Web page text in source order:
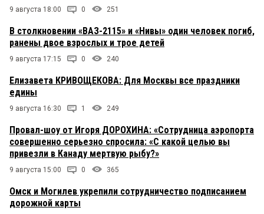
9 августа 18:00 0 251
В столкновении «ВАЗ-2115» и «Нивы» один человек погиб,
ранены двое взрослых и трое детей
9 августа 17:15 0 240
Елизавета КРИВОЩЕКОВА: Для Москвы все праздники
едины
9 августа 16:30 1 249
Провал-шоу от Игоря ДОРОХИНА: «Сотрудница аэропорта
совершенно серьезно спросила: «С какой целью вы
привезли в Канаду мертвую рыбу?»
9 августа 15:00 0 365
Омск и Могилев укрепили сотрудничество подписанием
дорожной карты